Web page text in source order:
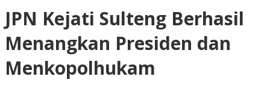
JPN Kejati Sulteng Berhasil
Menangkan Presiden dan
Menkopolhukam